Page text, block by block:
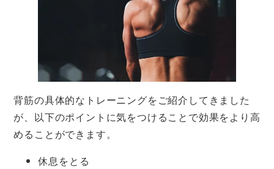
背筋の具体的なトレーニングをご紹介してきました
が、以下のポイントに気をつけることで効果をより高
めることができます。
休息をとる